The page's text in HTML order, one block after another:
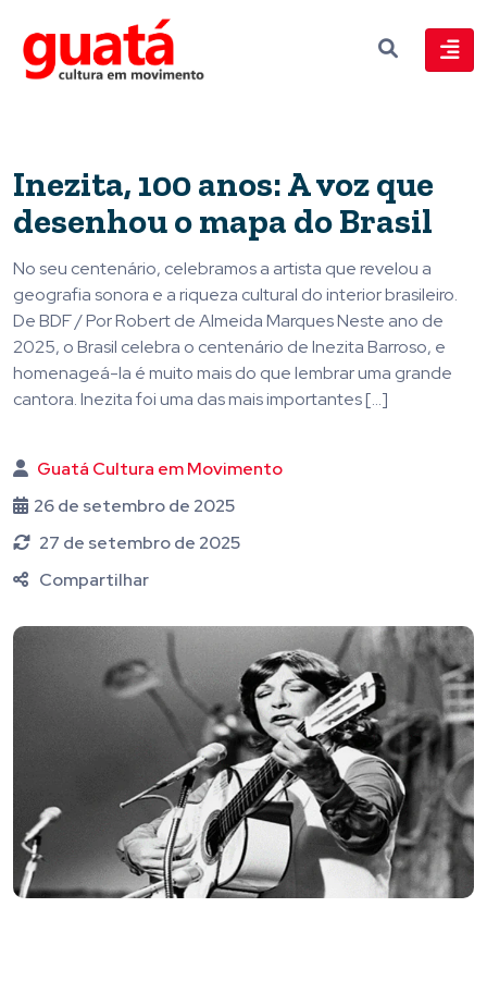
Inezita, 100 anos: A voz que
desenhou o mapa do Brasil
No seu centenário, celebramos a artista que revelou a
geografia sonora e a riqueza cultural do interior brasileiro.
De BDF / Por Robert de Almeida Marques Neste ano de
2025, o Brasil celebra o centenário de Inezita Barroso, e
homenageá-la é muito mais do que lembrar uma grande
cantora. Inezita foi uma das mais importantes […]
Guatá Cultura em Movimento
26 de setembro de 2025
27 de setembro de 2025
Compartilhar